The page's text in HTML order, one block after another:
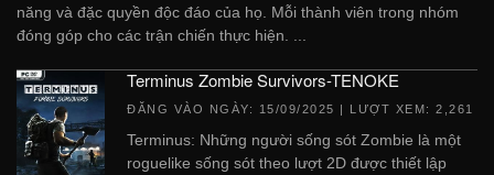
năng và đặc quyền độc đáo của họ. Mỗi thành viên trong nhóm
đóng góp cho các trận chiến thực hiện. ...
Terminus Zombie Survivors-TENOKE
ĐĂNG VÀO NGÀY: 15/09/2025 | LƯỢT XEM: 2,261
Terminus: Những người sống sót Zombie là một
roguelike sống sót theo lượt 2D được thiết lập